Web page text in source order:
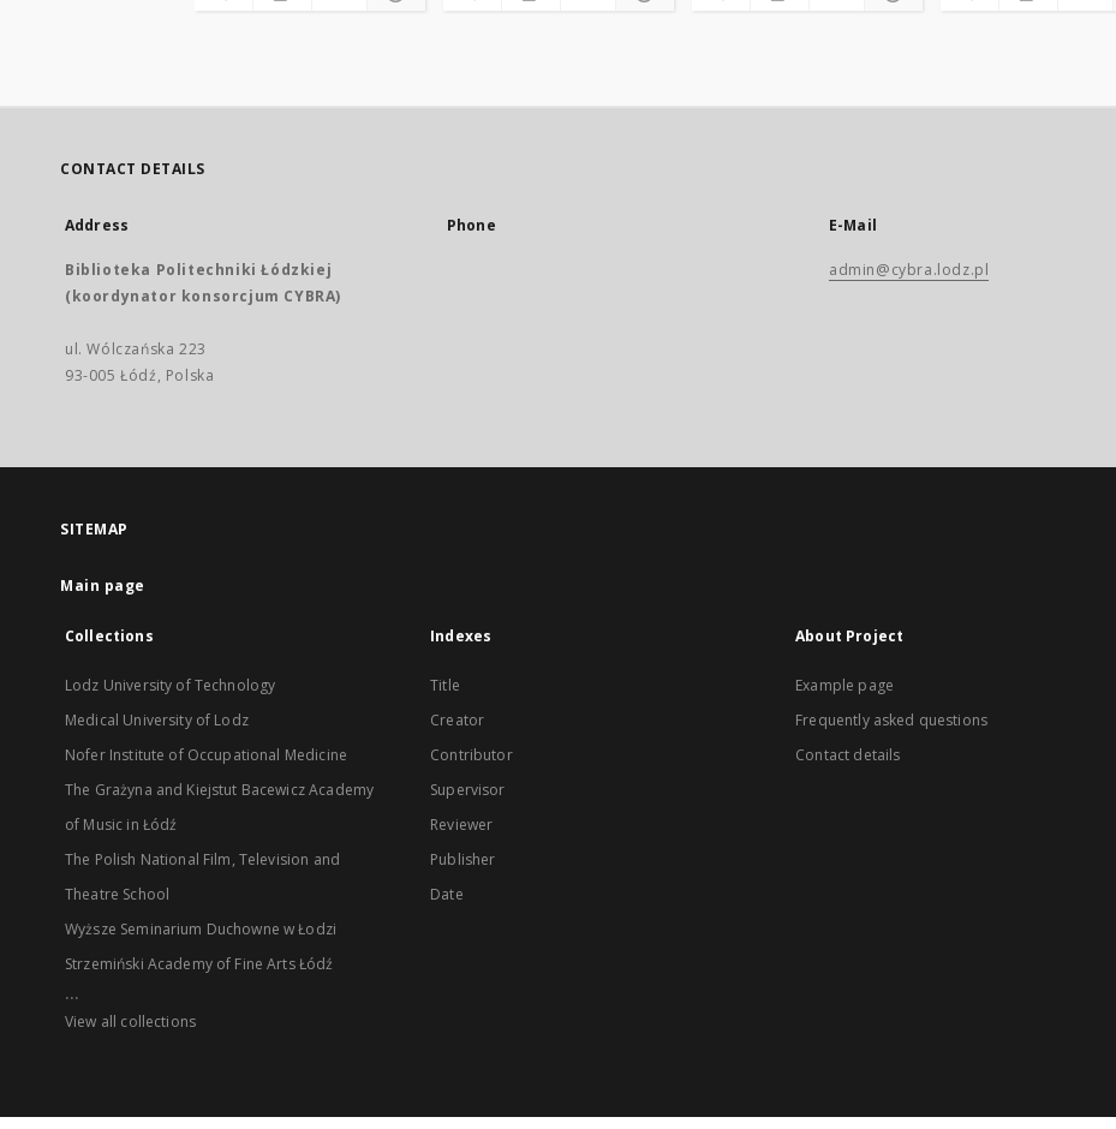
CONTACT DETAILS
Address
Biblioteka Politechniki Łódzkiej
(koordynator konsorcjum CYBRA)
ul. Wólczańska 223
93-005 Łódź, Polska
Phone E-Mail
admin@cybra.lodz.pl
SITEMAP
Main page
Collections
Lodz University of Technology
Medical University of Lodz
Nofer Institute of Occupational Medicine
The Grażyna and Kiejstut Bacewicz Academy
of Music in Łódź
The Polish National Film, Television and
Theatre School
Wyższe Seminarium Duchowne w Łodzi
Strzemiński Academy of Fine Arts Łódź
...
View all collections
Indexes
Title
Creator
Contributor
Supervisor
Reviewer
Publisher
Date
About Project
Example page
Frequently asked questions
Contact details